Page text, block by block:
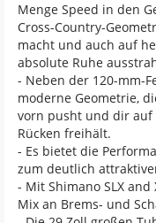
Menge Speed in den
Cross-Country-
macht und auch auf
absolute Ruhe
- Neben der 120-mm-
moderne Geometrie,
vorn pusht und dir
Rücken freihält.
- Es bietet die
zum deutlich
- Mit Shimano SLX
Mix an Brems- und